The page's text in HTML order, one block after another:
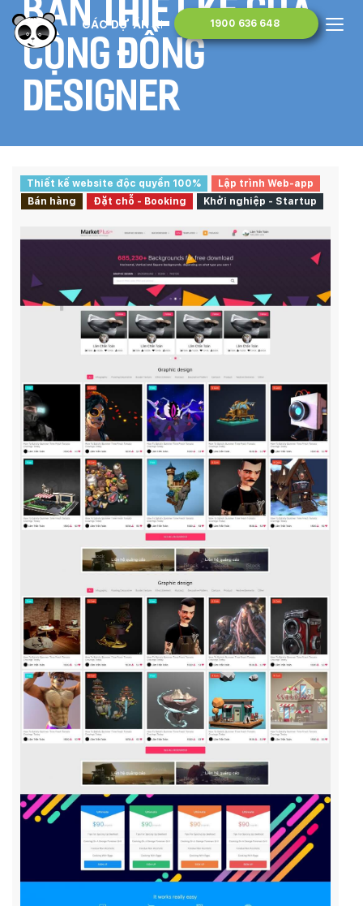
1900 636 648
CÁC DỰ ÁN KHÁC
bán thiết kế của
cộng đồng
designer
Thiết kế website độc quyền 100%
Lập trình Web-app
Bán hàng
Đặt chỗ - Booking Khởi nghiệp - Startup